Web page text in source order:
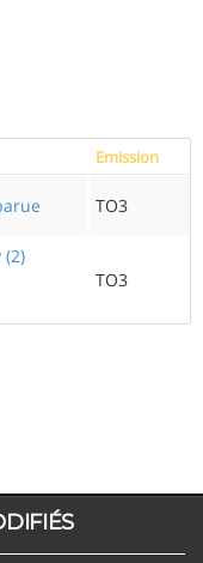
Emission
TO3
(2)
TO3